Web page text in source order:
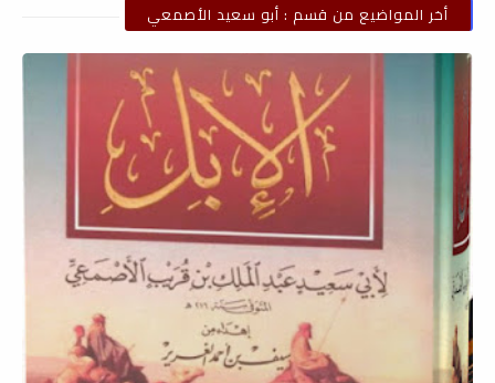
أخر المواضيع من قسم : أبو سعيد الأصمعي